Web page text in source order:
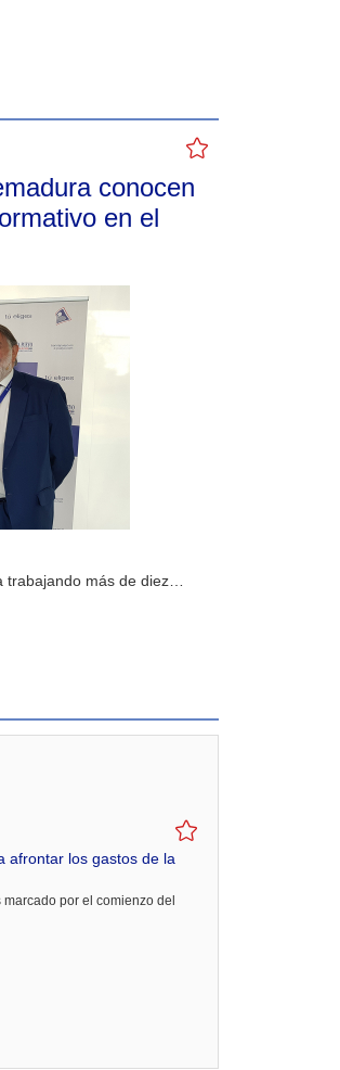
conocen
en el
trabajando más de diez…
afrontar los gastos de la
por el comienzo del